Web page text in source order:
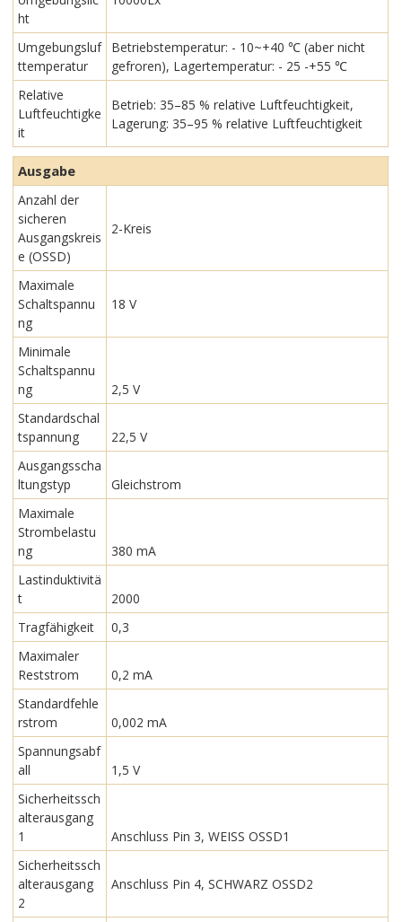
ht
Umgebungsluf
ttemperatur
Betriebstemperatur: - 10~+40 ℃ (aber nicht
gefroren), Lagertemperatur: - 25 -+55 ℃
Relative
Luftfeuchtigke
it
Betrieb: 35–85 % relative Luftfeuchtigkeit,
Lagerung: 35–95 % relative Luftfeuchtigkeit
Ausgabe
Anzahl der
sicheren
Ausgangskreis
e (OSSD)
2-Kreis
Maximale
Schaltspannu
ng
18 V
Minimale
Schaltspannu
ng
2,5 V
Standardschal
tspannung
22,5 V
Ausgangsscha
ltungstyp
Gleichstrom
Maximale
Strombelastu
ng
380 mA
Lastinduktivitä
t
2000
Tragfähigkeit
0,3
Maximaler
Reststrom
0,2 mA
Standardfehle
rstrom
0,002 mA
Spannungsabf
all
1,5 V
Sicherheitssch
alterausgang
1
Anschluss Pin 3, WEISS OSSD1
Sicherheitssch
alterausgang
2
Anschluss Pin 4, SCHWARZ OSSD2